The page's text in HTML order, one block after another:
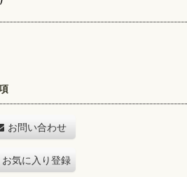
お問い合わせ
お気に入り登録